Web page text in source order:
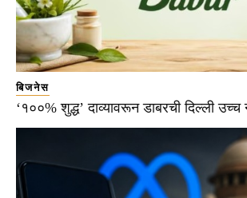
बिजनेस
‘१००% शुद्ध’ दाव्यावरून डाबरची दिल्ली उच्च